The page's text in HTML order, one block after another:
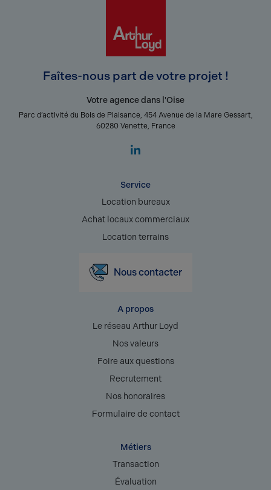
Faîtes-nous part de votre projet !
Votre agence dans l'Oise
Parc d’activité du Bois de Plaisance, 454 Avenue de la Mare Gessart,
60280 Venette, France
Service
Location bureaux
Achat locaux commerciaux
Location terrains
Nous contacter
A propos
Le réseau Arthur Loyd
Nos valeurs
Foire aux questions
Recrutement
Nos honoraires
Formulaire de contact
Métiers
Transaction
Évaluation